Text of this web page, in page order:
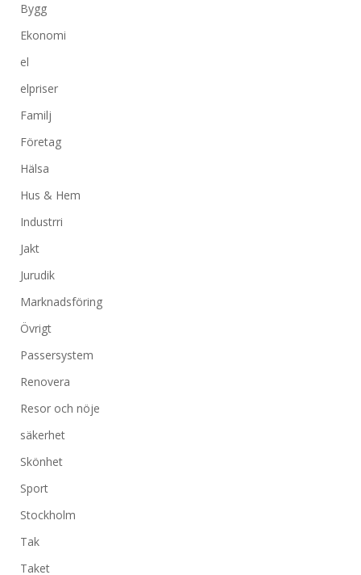
Bygg
Ekonomi
el
elpriser
Familj
Företag
Hälsa
Hus & Hem
Industrri
Jakt
Jurudik
Marknadsföring
Övrigt
Passersystem
Renovera
Resor och nöje
säkerhet
Skönhet
Sport
Stockholm
Tak
Taket